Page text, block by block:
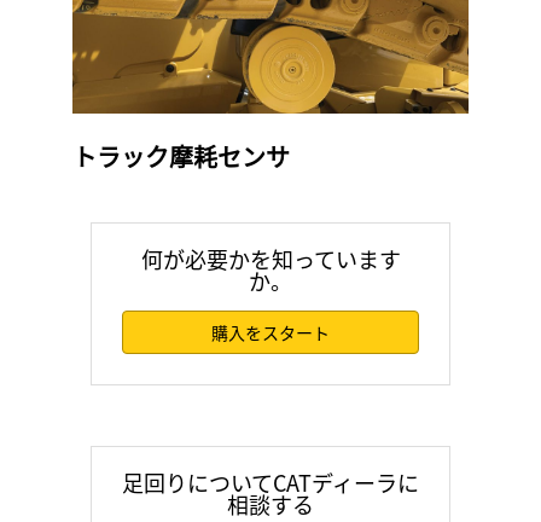
トラック摩耗センサ
何が必要かを知っています
か。
購入をスタート
足回りについてCATディーラに
相談する